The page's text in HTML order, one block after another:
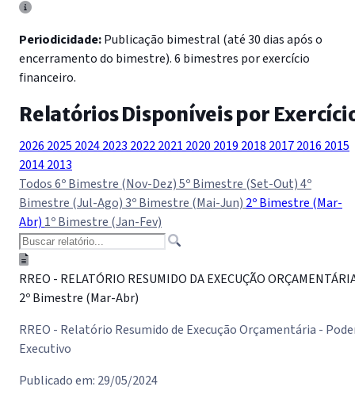
Periodicidade:Publicação bimestral (até 30 dias após o
encerramento do bimestre). 6 bimestres por exercício
financeiro.
Relatórios Disponíveis por
2026 2025 20242023 20222021 2020 2019 2018 20172016 2015
20142013
Todos6º Bimestre (Nov-Dez)5º Bimestre (Set-Out)4º
Bimestre (Jul-Ago)3º Bimestre (Mai-Jun) 2º Bimestre (Mar-
Abr) 1º Bimestre (Jan-Fev)
RREO - RELATÓRIO RESUMIDO DA EXECUÇÃO
2º Bimestre (Mar-Abr)
RREO - Relatório Resumido de Execução Orçamentária -
Executivo
Publicado em: 29/05/2024